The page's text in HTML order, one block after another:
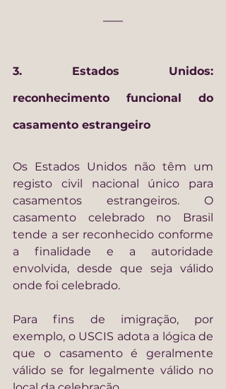
3. Estados Unidos:
reconhecimento funcional do
casamento estrangeiro
Os Estados Unidos não têm um
registo civil nacional único para
casamentos estrangeiros. O
casamento celebrado no Brasil
tende a ser reconhecido conforme
a finalidade e a autoridade
envolvida, desde que seja válido
onde foi celebrado.
Para fins de imigração, por
exemplo, o USCIS adota a lógica de
que o casamento é geralmente
válido se for legalmente válido no